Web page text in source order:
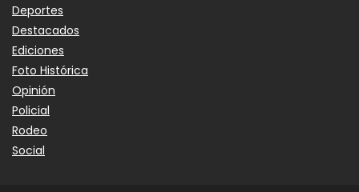
Deportes
Destacados
Ediciones
Foto Histórica
Opinión
Policial
Rodeo
Social